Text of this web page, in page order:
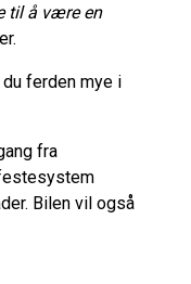
til å være en
ferden mye i
fra
Bilen vil også